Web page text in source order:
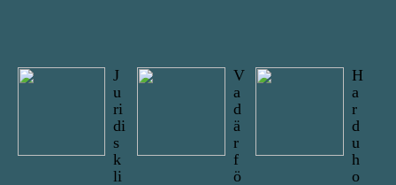
J
u
ri
di
s
k
li
V
a
d
ä
r
f
ö
H
a
r
d
u
h
o